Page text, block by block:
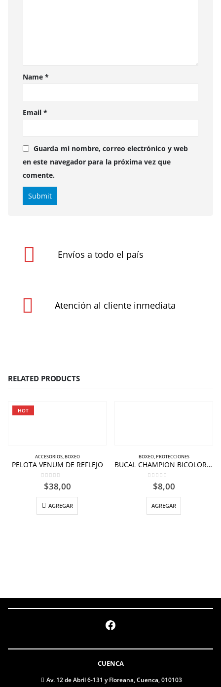
Name*
Email*
Guarda mi nombre, correo electrónico y web
en este navegador para la próxima vez que
comente.
Envíos a todo el país
Atención al cliente inmediata
RELATED PRODUCTS
HOT
ACCESORIOS,BOXEO
PELOTA VENUM DE REFLEJO
0out of 5
$38,00
AGREGAR
BOXEO,PROTECCIONES
BUCAL CHAMPION BICOLORES ADULTO
out of 5
$8,00
AGREGAR
Facebook
CUENCA
Av. 12 de Abril 6-131 y Floreana, Cuenca, 010103